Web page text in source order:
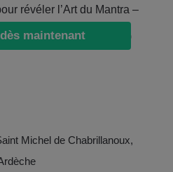
révéler l’Art du Mantra –
heures en Ardèche (2023)
maintenant